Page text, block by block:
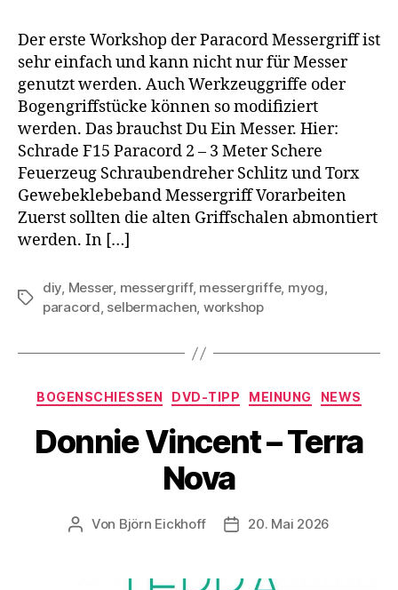
Der erste Workshop der Paracord Messergriff ist
sehr einfach und kann nicht nur für Messer
genutzt werden. Auch Werkzeuggriffe oder
Bogengriffstücke können so modifiziert
werden. Das brauchst Du Ein Messer. Hier:
Schrade F15 Paracord 2 – 3 Meter Schere
Feuerzeug Schraubendreher Schlitz und Torx
Gewebeklebeband Messergriff Vorarbeiten
Zuerst sollten die alten Griffschalen abmontiert
werden. In […]
Schlagwörter
diy, Messer, messergriff, messergriffe, myog,
paracord, selbermachen, workshop
Kategorien
BOGENSCHIESSEN DVD-TIPP MEINUNG NEWS
Donnie Vincent – Terra
Nova
Beitragsautor
Von Björn Eickhoff Veröffentlichungsdatum
20. Mai 2026